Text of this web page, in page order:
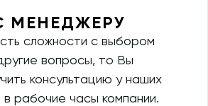
МЕНЕДЖЕРУ
сложности с выбором
вопросы, то Вы
консультацию у наших
рабочие часы компании.